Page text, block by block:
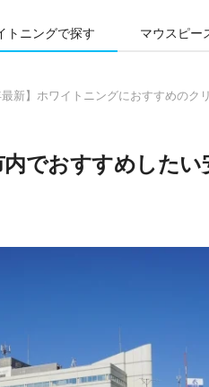
トニングで探す マウスピー
最新】ホワイトニングにおすすめのク
内でおすすめした